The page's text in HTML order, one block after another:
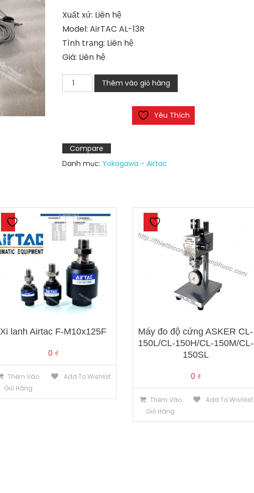
Xuất xứ: Liên hệ
Model: AirTAC AL-13R
Tình trạng: Liên hệ
Giá: Liên hệ
AirTAC
AL-
Thêm vào giỏ hàng
Yêu Thích
Compare
Danh mục: Yokogawa - Airtac
Xi lanh Airtac F-M10x125F
0 ₫
Thêm Vào
Giỏ Hàng
Add To Wishlist
Máy đo độ cứng ASKER CL-
150L/CL-150H/CL-150M/CL-
150SL
0 ₫
Thêm Vào
Giỏ Hàng
Add To Wishlist